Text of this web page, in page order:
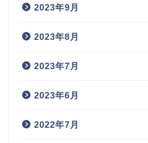
2023年9月
2023年8月
2023年7月
2023年6月
2022年7月